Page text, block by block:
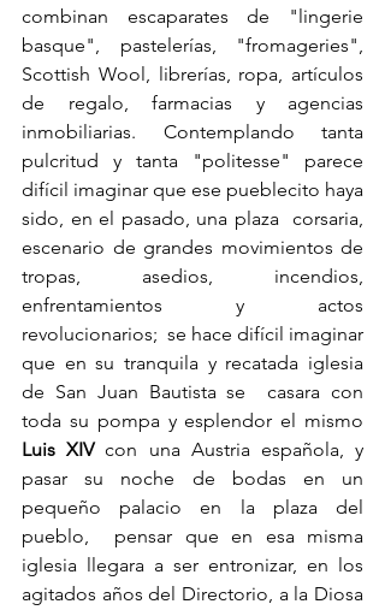
combinan escaparates de "lingerie
basque", pastelerías, "fromageries",
Scottish Wool, librerías, ropa, artículos
de regalo, farmacias y agencias
inmobiliarias. Contemplando tanta
pulcritud y tanta "politesse" parece
difícil imaginar que ese pueblecito haya
sido, en el pasado, una plaza  corsaria,
escenario de grandes movimientos de
tropas, asedios, incendios,
enfrentamientos y actos
revolucionarios;  se hace difícil imaginar
que en su tranquila y recatada iglesia
de San Juan Bautista se  casara con
toda su pompa y esplendor el mismo
Luis XIV con una Austria española, y
pasar su noche de bodas en un
pequeño palacio en la plaza del
pueblo,  pensar que en esa misma
iglesia llegara a ser entronizar, en los
agitados años del Directorio, a la Diosa